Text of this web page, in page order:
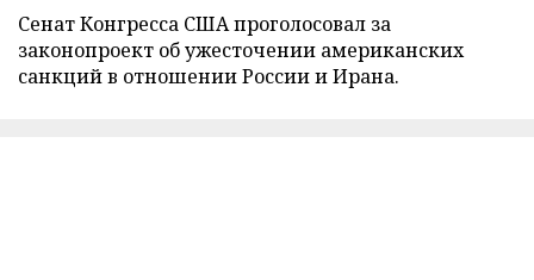
Сенат Конгресса США проголосовал за
законопроект об ужесточении американских
санкций в отношении России и Ирана.